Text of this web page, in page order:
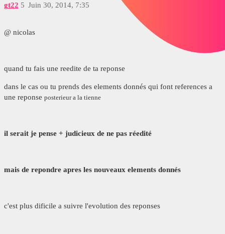
gt22 Juin 30, 2014, 7:35
5
@ nicolas
quand tu fais une reedite de ta reponse
dans le cas ou tu prends des elements donnés qui font references a
une reponse posterieur a la tienne
il serait je pense + judicieux de ne pas réedité
mais de repondre apres les nouveaux elements donnés
c'est plus dificile a suivre l'evolution des reponses